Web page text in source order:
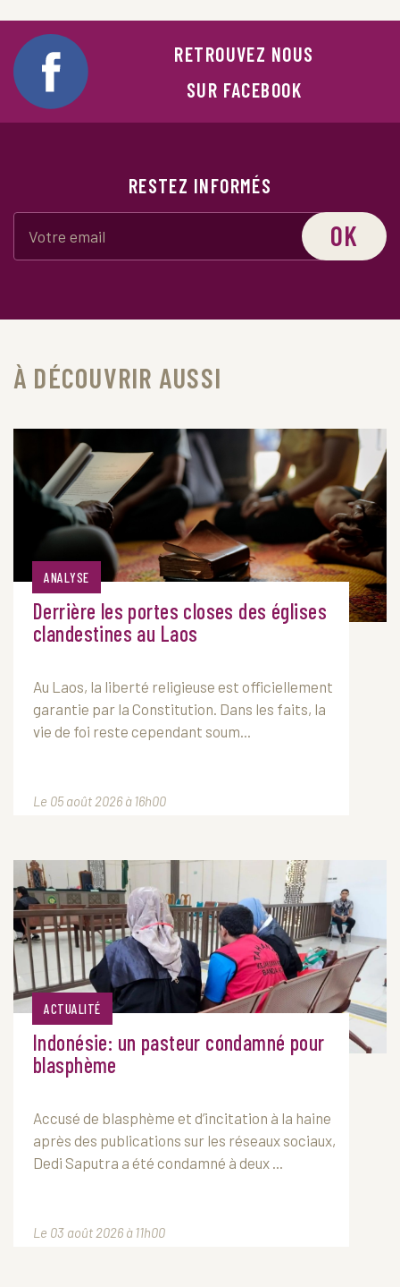
RETROUVEZ NOUS
SUR FACEBOOK
RESTEZ INFORMÉS
OK
À DÉCOUVRIR AUSSI
ANALYSE
Derrière les portes closes des églises
clandestines au Laos
Au Laos, la liberté religieuse est officiellement
garantie par la Constitution. Dans les faits, la
vie de foi reste cependant soum...
Le 05 août 2026 à 16h00
ACTUALITÉ
Indonésie: un pasteur condamné pour
blasphème
Accusé de blasphème et d’incitation à la haine
après des publications sur les réseaux sociaux,
Dedi Saputra a été condamné à deux ...
Le 03 août 2026 à 11h00